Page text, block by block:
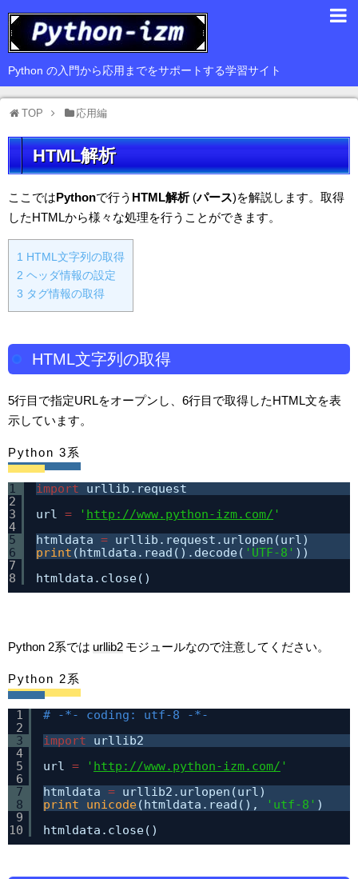
Python の入門から応用までをサポートする学習サイト
TOP 応用編
HTML解析
ここではPythonで行う HTML解析(パース)を解説します。取得
したHTMLから様々な処理を行うことができます。
1 HTML文字列の取得
2 ヘッダ情報の設定
3 タグ情報の取得
HTML文字列の取得
5行目で指定URLをオープンし、6行目で取得したHTML文を表
示しています。
Python 3系
1
2
3
4
5
6
7
8
import
urllib.request
url = ' http://www.python-izm.com/ '
htmldata = urllib.request.urlopen(url)
print (htmldata.read().decode( 'UTF-8' ))
htmldata.close()
Python 2系では urllib2 モジュールなので注意してください。
Python 2系
1
2
3
4
5
6
7
8
9
10
# -*- coding: utf-8 -*-
import
urllib2
url = ' http://www.python-izm.com/ '
htmldata = urllib2.urlopen(url)
print
unicode(htmldata.read(), 'utf-8' )
htmldata.close()
入門編
基礎編
豆知識
サードパーティ
Web
GUI
データ解析